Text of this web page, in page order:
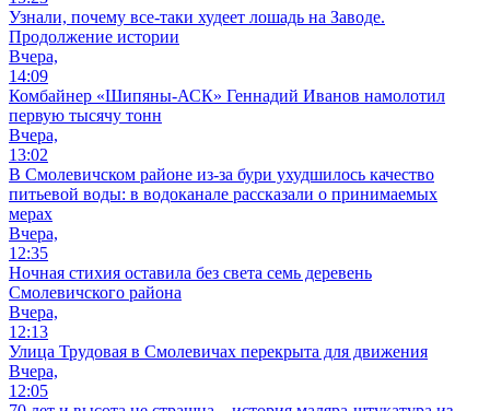
Узнали, почему все-таки худеет лошадь на Заводе.
Продолжение истории
Вчера,
14:09
Комбайнер «Шипяны-АСК» Геннадий Иванов намолотил
первую тысячу тонн
Вчера,
13:02
В Смолевичском районе из‑за бури ухудшилось качество
питьевой воды: в водоканале рассказали о принимаемых
мерах
Вчера,
12:35
Ночная стихия оставила без света семь деревень
Смолевичского района
Вчера,
12:13
Улица Трудовая в Смолевичах перекрыта для движения
Вчера,
12:05